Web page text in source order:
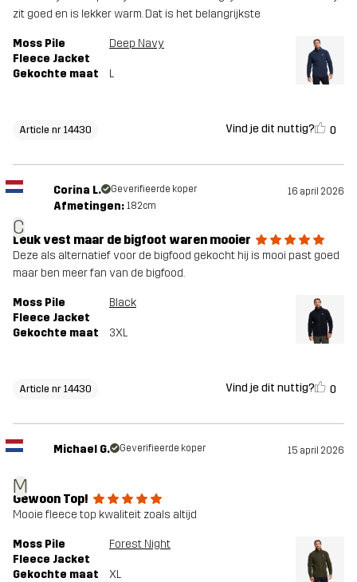
zit goed en is lekker warm. Dat is het belangrijkste
Moss Pile
Fleece Jacket
Deep Navy
Gekochte maat L
Article nr 14430 Vind je dit nuttig? 0
C
Corina L. Geverifieerde koper 16 april 2026
Afmetingen: 182cm
Leuk vest maar de bigfoot waren mooier
Deze als alternatief voor de bigfood gekocht hij is mooi past goed
maar ben meer fan van de bigfood.
Moss Pile
Fleece Jacket
Black
Gekochte maat 3XL
Article nr 14430 Vind je dit nuttig? 0
M
Michael G. Geverifieerde koper 15 april 2026
Gewoon Top!
Mooie fleece top kwaliteit zoals altijd
Moss Pile
Fleece Jacket
Forest Night
Gekochte maat XL